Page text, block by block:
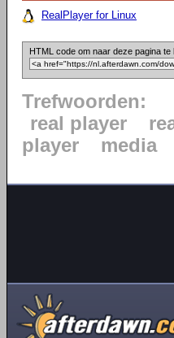
RealPlayer for Linux
HTML code om naar deze pagina te
Trefwoorden:
real player
player
media